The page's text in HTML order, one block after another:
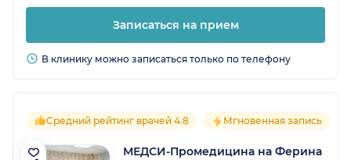
Записаться на прием
В клинику можно записаться только по телефону
Средний рейтинг врачей 4.8 Мгновенная запись
МЕДСИ-Промедицина на Ферина